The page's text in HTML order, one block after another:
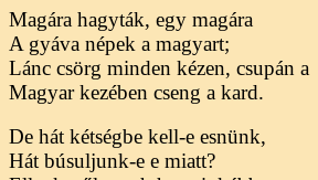
Magára hagyták, egy magára
A gyáva népek a magyart;
Lánc csörg minden kézen, csupán a
Magyar kezében cseng a kard.
De hát kétségbe kell-e esnünk,
Hát búsuljunk-e e miatt?